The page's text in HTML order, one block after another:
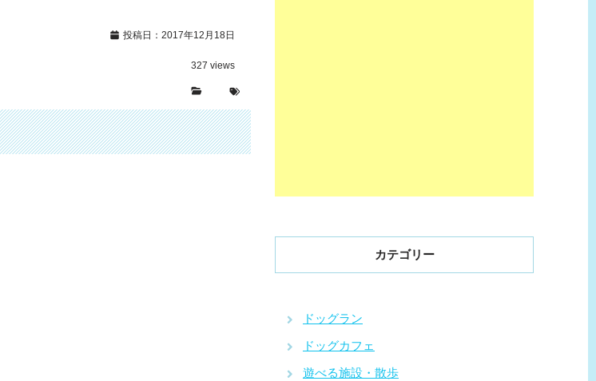
投稿日：2017年12月18日
327 views
カテゴリー
ドッグラン
ドッグカフェ
遊べる施設・散歩